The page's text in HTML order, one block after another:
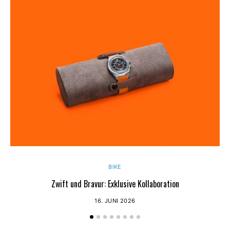
BIKE
Zwift und Bravur: Exklusive Kollaboration
16. JUNI 2026